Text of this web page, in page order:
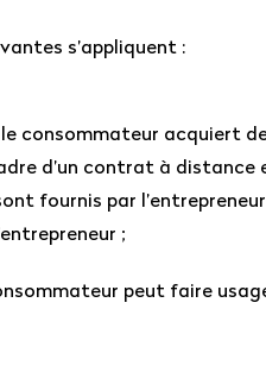
s’appliquent :
consommateur acquiert
d’un contrat à distance
fournis par
;
peut faire